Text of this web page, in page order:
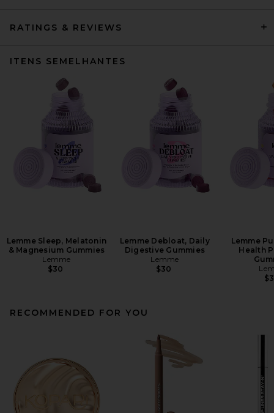
RATINGS & REVIEWS
ITENS SEMELHANTES
Lemme Sleep, Melatonin
& Magnesium Gummies
Lemme
$30
Lemme Debloat, Daily
Digestive Gummies
Lemme
$30
Lemme
Health
RECOMMENDED FOR YOU